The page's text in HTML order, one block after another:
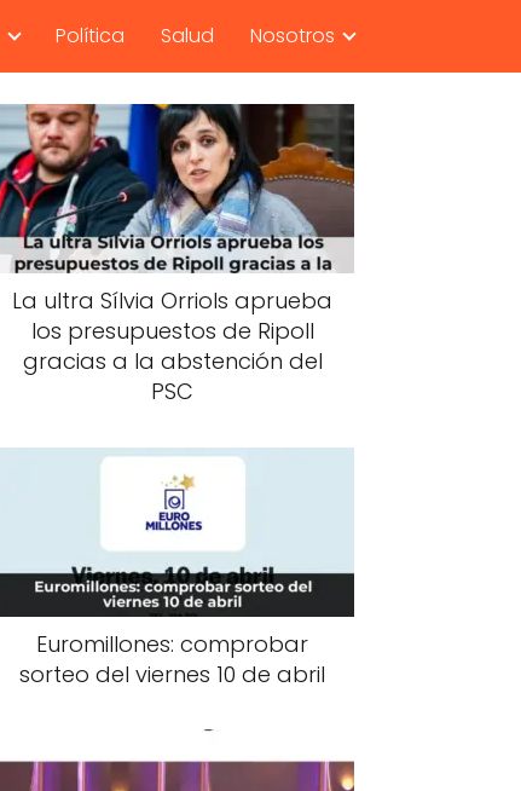
Política Salud Nosotros
La ultra Sílvia Orriols aprueba
los presupuestos de Ripoll
gracias a la abstención del
PSC
Euromillones: comprobar
sorteo del viernes 10 de abril